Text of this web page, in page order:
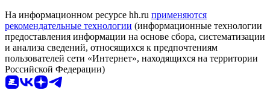
На информационном ресурсе hh.ru применяются
рекомендательные технологии (информационные технологии
предоставления информации на основе сбора, систематизации
и анализа сведений, относящихся к предпочтениям
пользователей сети «Интернет», находящихся на территории
Российской Федерации)